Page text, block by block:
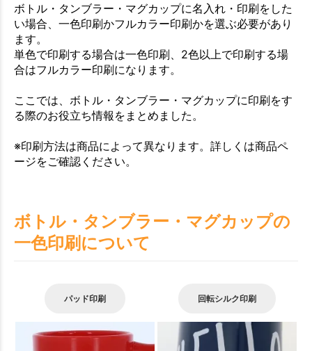
ボトル・タンブラー・マグカップに名入れ・印刷をした
い場合、一色印刷かフルカラー印刷かを選ぶ必要があり
ます。
単色で印刷する場合は一色印刷、2色以上で印刷する場
合はフルカラー印刷になります。
ここでは、ボトル・タンブラー・マグカップに印刷をす
る際のお役立ち情報をまとめました。
※印刷方法は商品によって異なります。詳しくは商品ペ
ージをご確認ください。
ボトル・タンブラー・マグカップの
一色印刷について
パッド印刷 回転シルク印刷